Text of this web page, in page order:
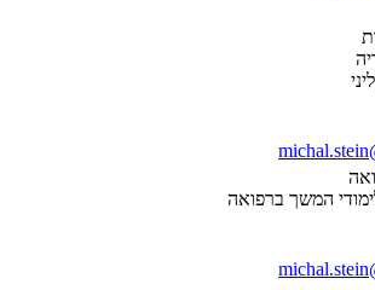
המשך ברפואה